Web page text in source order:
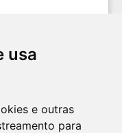
usa
e outras
para